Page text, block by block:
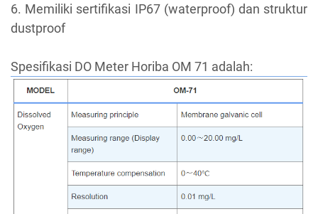
6. Memiliki sertifikasi IP67 (waterproof) dan struktur
dustproof
Spesifikasi DO Meter Horiba OM 71 adalah: